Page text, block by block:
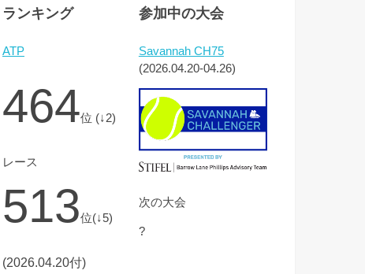
ランキング
ATP
464位 (↓2)
レース
513位(↓5)
(2026.04.20付)
参加中の大会
Savannah CH75
(2026.04.20-04.26)
次の大会
?